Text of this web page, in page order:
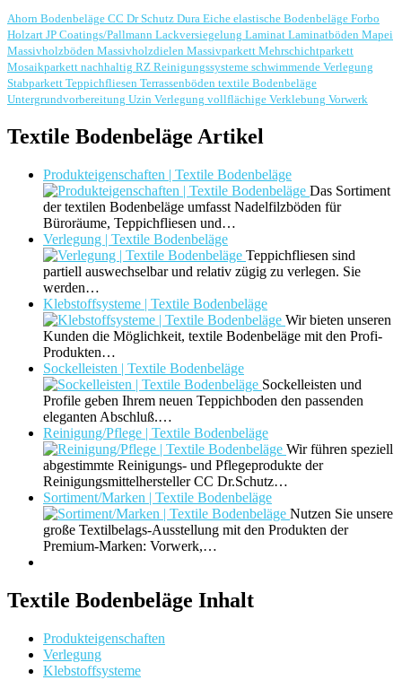
Ahorn Bodenbeläge CC Dr Schutz Dura Eiche elastische Bodenbeläge Forbo
Holzart JP Coatings/Pallmann Lackversiegelung Laminat Laminatböden Mapei
Massivholzböden Massivholzdielen Massivparkett Mehrschichtparkett
Mosaikparkett nachhaltig RZ Reinigungssysteme schwimmende Verlegung
Stabparkett Teppichfliesen Terrassenböden textile Bodenbeläge
Untergrundvorbereitung Uzin Verlegung vollflächige Verklebung Vorwerk
Textile Bodenbeläge Artikel
Produkteigenschaften | Textile Bodenbeläge
Das Sortiment
der textilen Bodenbeläge umfasst Nadelfilzböden für
Büroräume, Teppichfliesen und…
Verlegung | Textile Bodenbeläge
Teppichfliesen sind
partiell auswechselbar und relativ zügig zu verlegen. Sie
werden…
Klebstoffsysteme | Textile Bodenbeläge
Wir bieten unseren
Kunden die Möglichkeit, textile Bodenbeläge mit den Profi-
Produkten…
Sockelleisten | Textile Bodenbeläge
Sockelleisten und
Profile geben Ihrem neuen Teppichboden den passenden
eleganten Abschluß.…
Reinigung/Pflege | Textile Bodenbeläge
Wir führen speziell
abgestimmte Reinigungs- und Pflegeprodukte der
Reinigungsmittelhersteller CC Dr.Schutz…
Sortiment/Marken | Textile Bodenbeläge
Nutzen Sie unsere
große Textilbelags-Ausstellung mit den Produkten der
Premium-Marken: Vorwerk,…
Textile Bodenbeläge Inhalt
Produkteigenschaften
Verlegung
Klebstoffsysteme